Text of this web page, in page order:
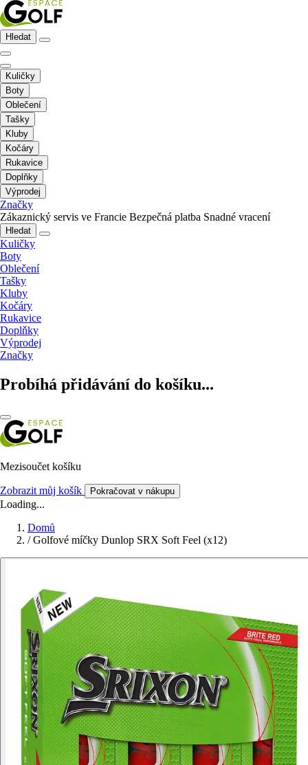
Hledat
Kuličky
Boty
Oblečení
Tašky
Kluby
Kočáry
Rukavice
Doplňky
Výprodej
Značky
Zákaznický servis ve Francie Bezpečná platba Snadné vracení
Hledat
Kuličky
Boty
Oblečení
Tašky
Kluby
Kočáry
Rukavice
Doplňky
Výprodej
Značky
Probíhá přidávání do košíku...
Mezisoučet košíku
Zobrazit můj košík Pokračovat v nákupu
Loading...
Domů
/ Golfové míčky Dunlop SRX Soft Feel (x12)